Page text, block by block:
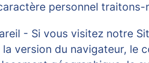
personnel traitons-
- Si vous visitez notre
version du navigateur, le